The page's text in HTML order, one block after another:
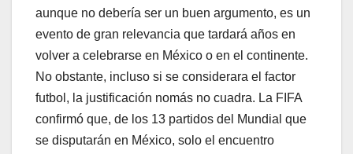
aunque no debería ser un buen argumento, es un
evento de gran relevancia que tardará años en
volver a celebrarse en México o en el continente.
No obstante, incluso si se considerara el factor
futbol, la justificación nomás no cuadra. La FIFA
confirmó que, de los 13 partidos del Mundial que
se disputarán en México, solo el encuentro